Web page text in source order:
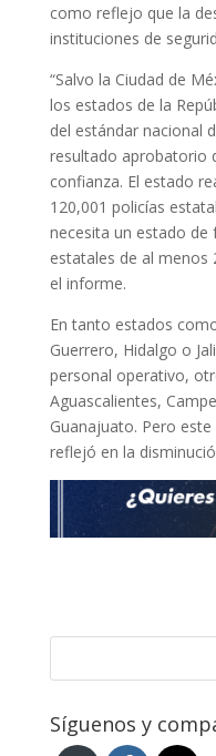
como reflejo que la
instituciones de
“Salvo la Ciudad de
los estados de la
del estándar nacional
resultado aprobatorio
confianza. El estado
120,001 policías
necesita un estado de
estatales de al menos
el informe.
En tanto estados
Guerrero, Hidalgo o
personal operativo,
Aguascalientes,
Guanajuato. Pero
reflejó en la
Síguenos y